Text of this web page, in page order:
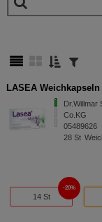
LASEA Weichkapseln
Dr.Willmar
Co.KG
05489626
28 St
14 St
20%